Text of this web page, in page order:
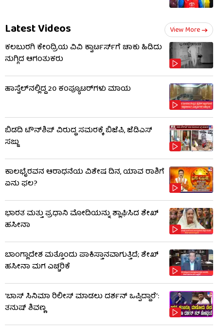
Latest Videos View More
ಕಲಬುರಗಿ ಕೇಂದ್ರಿಯ ವಿವಿ ಕ್ವಾರ್ಟರ್ಸ್‌ಗೆ ಚಾಕು ಹಿಡಿದು
ನುಗ್ಗಿದ ಆಗಂತುಕರು
ಹಾಸ್ಟೆಲ್‌ನಲ್ಲಿದ್ದ 20 ಕಂಪ್ಯೂಟರ್‌ಗಳು ಮಾಯ
ಬಿಡದಿ ಟೌನ್‌ಶಿಪ್ ವಿರುದ್ಧ ಸಮರಕ್ಕೆ ಬಿಜೆಪಿ, ಜೆಡಿಎಸ್
ಸಜ್ಜು
ಕಾಲಭೈರವನ ಆರಾಧನೆಯ ವಿಶೇಷ ದಿನ, ಯಾವ ರಾಶಿಗೆ
ಏನು ಫಲ?
ಭಾರತ ಮತ್ತು ಪ್ರಧಾನಿ ಮೋದಿಯನ್ನು ಶ್ಲಾಘಿಸಿದ ಶೇಖ್
ಹಸೀನಾ
ಬಾಂಗ್ಲಾದೇಶ ಮತ್ತೊಂದು ಪಾಕಿಸ್ತಾನವಾಗುತ್ತಿದೆ; ಶೇಖ್
ಹಸೀನಾ ಮಗ ಎಚ್ಚರಿಕೆ
‘ಬಾಸ್ ಸಿನಿಮಾ ರಿಲೀಸ್ ಮಾಡಲು ದರ್ಶನ್ ಒಪ್ಪಿದ್ದಾರೆ’:
ತನುಷ್ ಶಿವಣ್ಣ